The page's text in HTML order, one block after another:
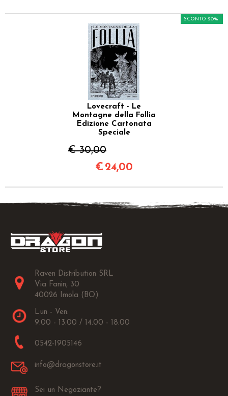
Lovecraft - Le
Montagne della Follia
Edizione Cartonata
Speciale
€ 30,00
SCONTO 20%
€ 24,00
Raven Distribution SRL
Via Fanin, 30
40026 Imola (BO)
Lun - Ven:
9.00 - 13.00 / 14.00 - 18.00
0542-1905146
info@dragonstore.it
Sei un Negoziante?